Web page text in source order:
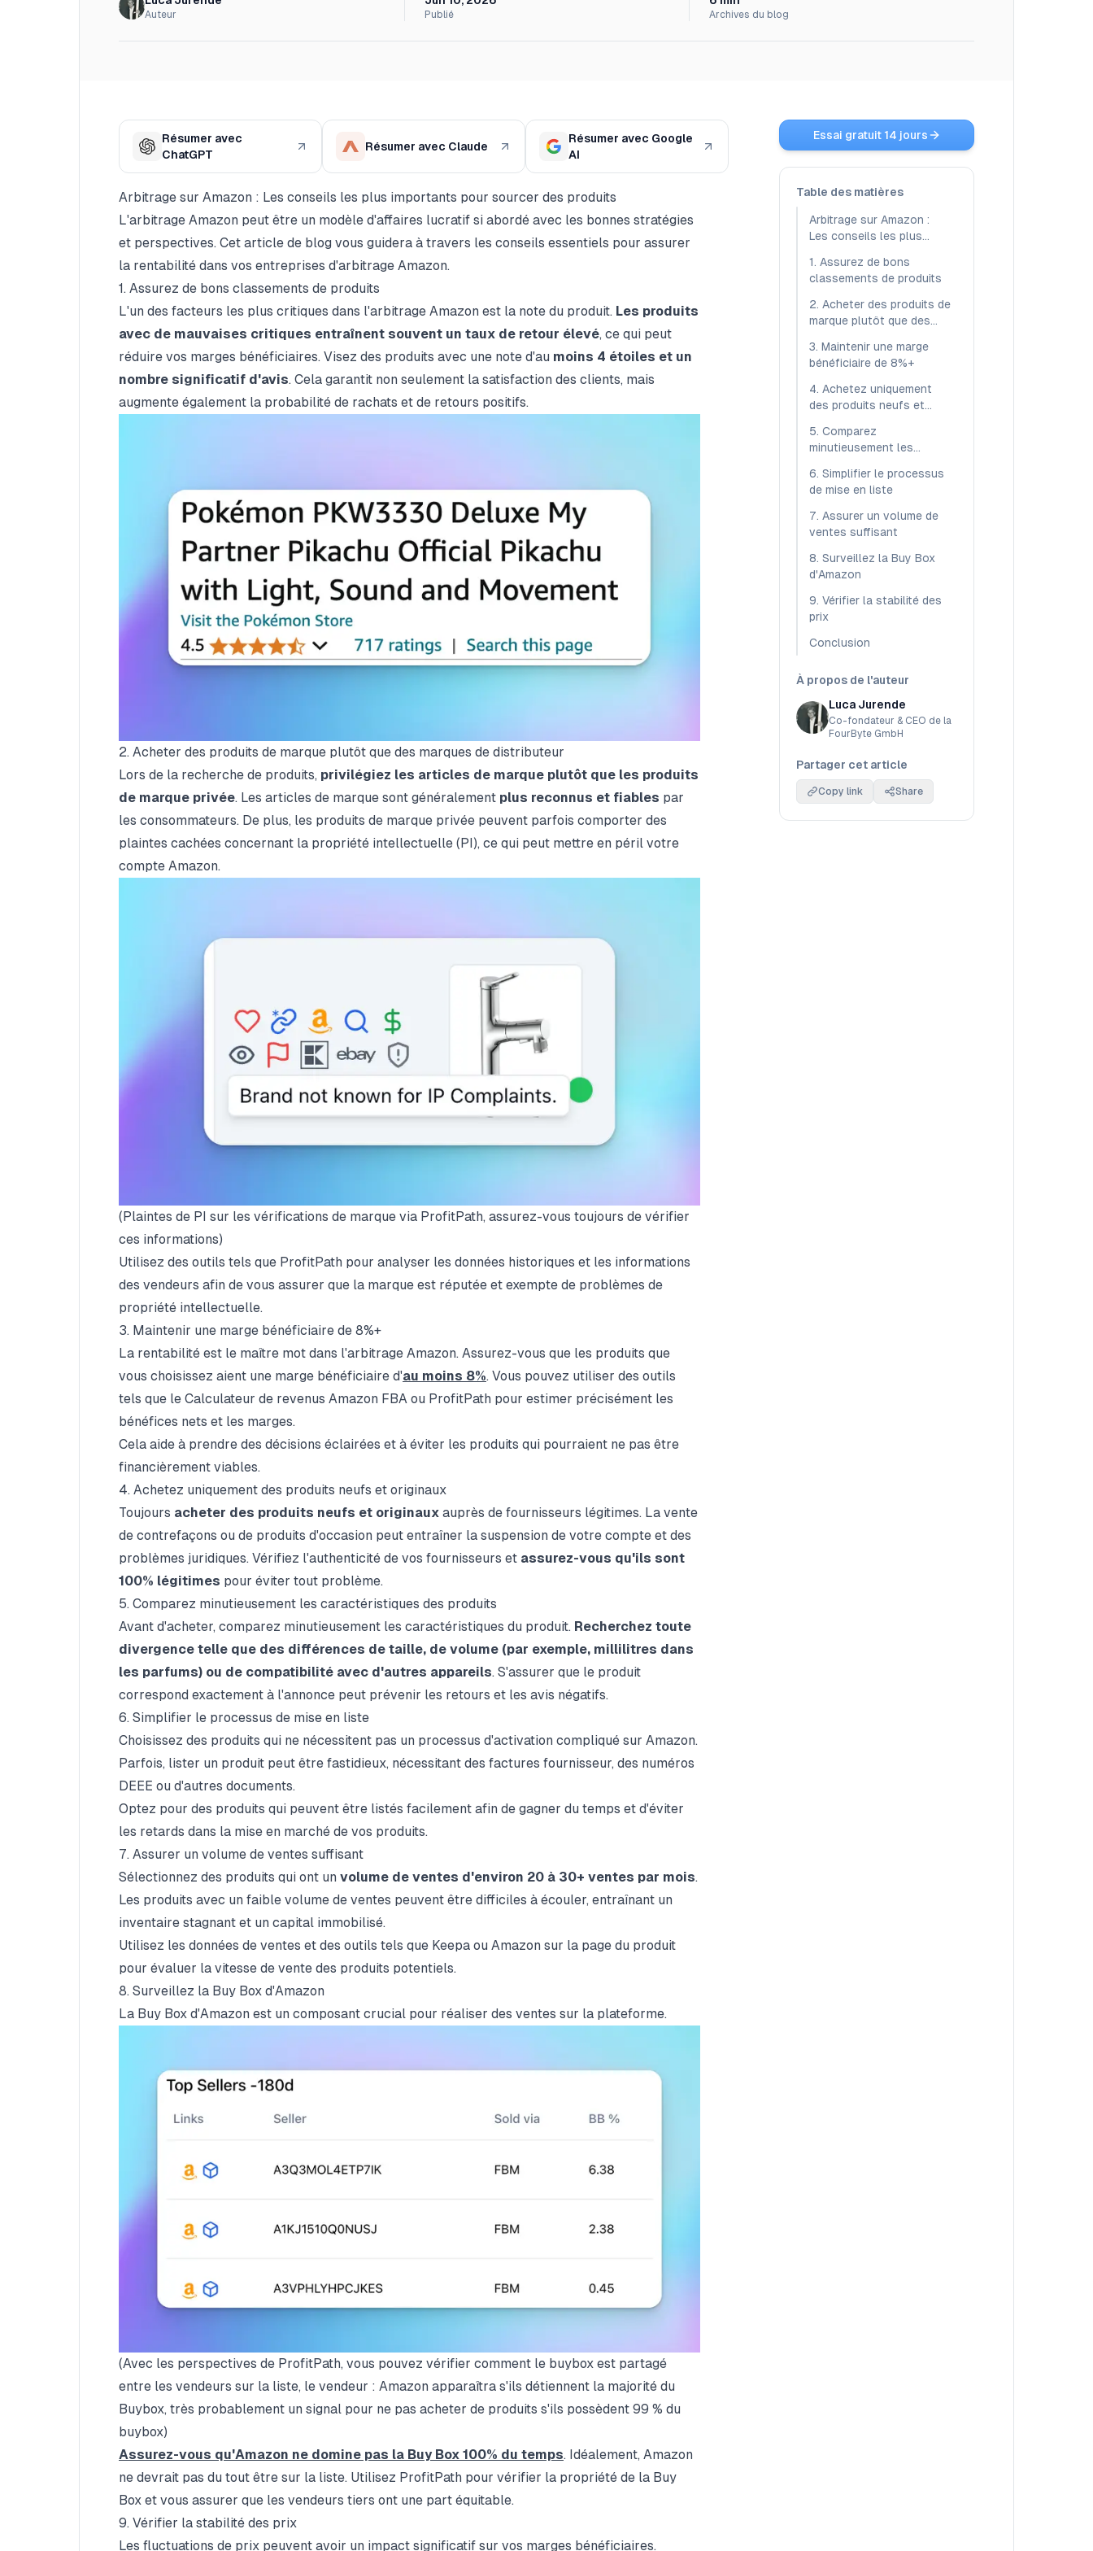
Auteur Publié Archives du blog
Résumer avec
ChatGPT
Résumer avec Claude
Résumer avec Google
AI
Arbitrage sur Amazon : Les conseils les plus importants pour sourcer des produits
L'arbitrage Amazon peut être un modèle d'affaires lucratif si abordé avec les bonnes stratégies
et perspectives. Cet article de blog vous guidera à travers les conseils essentiels pour assurer
la rentabilité dans vos entreprises d'arbitrage Amazon.
1. Assurez de bons classements de produits
L'un des facteurs les plus critiques dans l'arbitrage Amazon est la note du produit. Les produits
avec de mauvaises critiques entraînent souvent un taux de retour élevé, ce qui peut
réduire vos marges bénéficiaires. Visez des produits avec une note d'au moins 4 étoiles et un
nombre significatif d'avis. Cela garantit non seulement la satisfaction des clients, mais
augmente également la probabilité de rachats et de retours positifs.
2. Acheter des produits de marque plutôt que des marques de distributeur
Lors de la recherche de produits, privilégiez les articles de marque plutôt que les produits
de marque privée. Les articles de marque sont généralement plus reconnus et fiables par
les consommateurs. De plus, les produits de marque privée peuvent parfois comporter des
plaintes cachées concernant la propriété intellectuelle (PI), ce qui peut mettre en péril votre
compte Amazon.
(Plaintes de PI sur les vérifications de marque via ProfitPath, assurez-vous toujours de vérifier
ces informations)
Utilisez des outils tels que ProfitPath pour analyser les données historiques et les informations
des vendeurs afin de vous assurer que la marque est réputée et exempte de problèmes de
propriété intellectuelle.
3. Maintenir une marge bénéficiaire de 8%+
La rentabilité est le maître mot dans l'arbitrage Amazon. Assurez-vous que les produits que
vous choisissez aient une marge bénéficiaire d'au moins 8%. Vous pouvez utiliser des outils
tels que le Calculateur de revenus Amazon FBA ou ProfitPath pour estimer précisément les
bénéfices nets et les marges.
Cela aide à prendre des décisions éclairées et à éviter les produits qui pourraient ne pas être
financièrement viables.
4. Achetez uniquement des produits neufs et originaux
Toujours acheter des produits neufs et originaux auprès de fournisseurs légitimes. La vente
de contrefaçons ou de produits d'occasion peut entraîner la suspension de votre compte et des
problèmes juridiques. Vérifiez l'authenticité de vos fournisseurs et assurez-vous qu'ils sont
100% légitimes pour éviter tout problème.
5. Comparez minutieusement les caractéristiques des produits
Avant d'acheter, comparez minutieusement les caractéristiques du produit. Recherchez toute
divergence telle que des différences de taille, de volume (par exemple, millilitres dans
les parfums) ou de compatibilité avec d'autres appareils. S'assurer que le produit
correspond exactement à l'annonce peut prévenir les retours et les avis négatifs.
6. Simplifier le processus de mise en liste
Choisissez des produits qui ne nécessitent pas un processus d'activation compliqué sur Amazon.
Parfois, lister un produit peut être fastidieux, nécessitant des factures fournisseur, des numéros
DEEE ou d'autres documents.
Optez pour des produits qui peuvent être listés facilement afin de gagner du temps et d'éviter
les retards dans la mise en marché de vos produits.
7. Assurer un volume de ventes suffisant
Sélectionnez des produits qui ont un volume de ventes d'environ 20 à 30+ ventes par mois.
Les produits avec un faible volume de ventes peuvent être difficiles à écouler, entraînant un
inventaire stagnant et un capital immobilisé.
Utilisez les données de ventes et des outils tels que Keepa ou Amazon sur la page du produit
pour évaluer la vitesse de vente des produits potentiels.
8. Surveillez la Buy Box d'Amazon
La Buy Box d'Amazon est un composant crucial pour réaliser des ventes sur la plateforme.
(Avec les perspectives de ProfitPath, vous pouvez vérifier comment le buybox est partagé
entre les vendeurs sur la liste, le vendeur : Amazon apparaîtra s'ils détiennent la majorité du
Buybox, très probablement un signal pour ne pas acheter de produits s'ils possèdent 99 % du
buybox)
Assurez-vous qu'Amazon ne domine pas la Buy Box 100% du temps. Idéalement, Amazon
ne devrait pas du tout être sur la liste. Utilisez ProfitPath pour vérifier la propriété de la Buy
Box et vous assurer que les vendeurs tiers ont une part équitable.
9. Vérifier la stabilité des prix
Les fluctuations de prix peuvent avoir un impact significatif sur vos marges bénéficiaires.
Essai gratuit 14 jours
Table des matières
Arbitrage sur Amazon :
Les conseils les plus
des produits
1. Assurez de bons
classements de produits
2. Acheter des produits de
marque plutôt que des
3. Maintenir une marge
bénéficiaire de 8%+
4. Achetez uniquement
des produits neufs et
5. Comparez
minutieusement les
produits
6. Simplifier le processus
de mise en liste
7. Assurer un volume de
ventes suffisant
8. Surveillez la Buy Box
d'Amazon
9. Vérifier la stabilité des
prix
Conclusion
À propos de l'auteur
Luca Jurende
Co-fondateur & CEO de la
FourByte GmbH
Partager cet article
Copy link Share